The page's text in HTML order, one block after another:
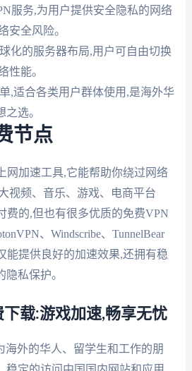
服务,为用户提供安全隐私的网络
安全风险。
化的服务器布局,用户可自由切换
性能。
,适合各类用户群体使用,是海外华
选。
节点
网加速工具,它能帮助你绕过网络
视频、音乐、游戏、电商平台
费的,但也有很多优质的免费VPN
、Windscribe、TunnelBear
能提供良好的加速效果,还拥有稳
私保护。
载:游戏加速,畅享无忧
海外的华人、留学生和工作的朋